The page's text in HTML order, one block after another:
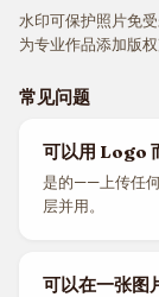
水印可保护照片免
为专业作品添加版权
常见问题
可以用 Logo
是的——上传任何
层并用。
可以在一张图